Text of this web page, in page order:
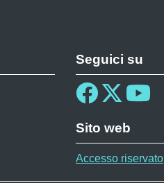
Seguici su
Sito web
Accesso riservato